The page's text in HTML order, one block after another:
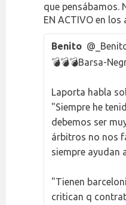
que pensábamos.
EN ACTIVO en
Benito
💣💣💣Barsa-
Laporta habla
"Siempre he
debemos ser
árbitros no nos
siempre ayudan
"Tienen
critican q